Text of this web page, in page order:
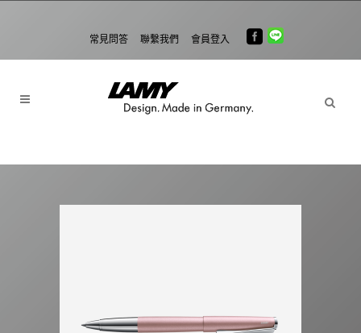
常見問答 聯繫我們 會員登入